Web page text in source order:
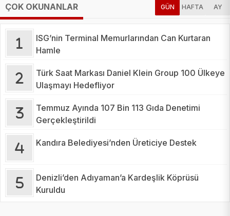
ÇOK OKUNANLAR GÜN HAFTA AY
ISG’nin Terminal Memurlarından Can Kurtaran
Hamle
Türk Saat Markası Daniel Klein Group 100 Ülkeye
Ulaşmayı Hedefliyor
Temmuz Ayında 107 Bin 113 Gıda Denetimi
Gerçekleştirildi
Kandıra Belediyesi’nden Üreticiye Destek
Denizli’den Adıyaman’a Kardeşlik Köprüsü
Kuruldu